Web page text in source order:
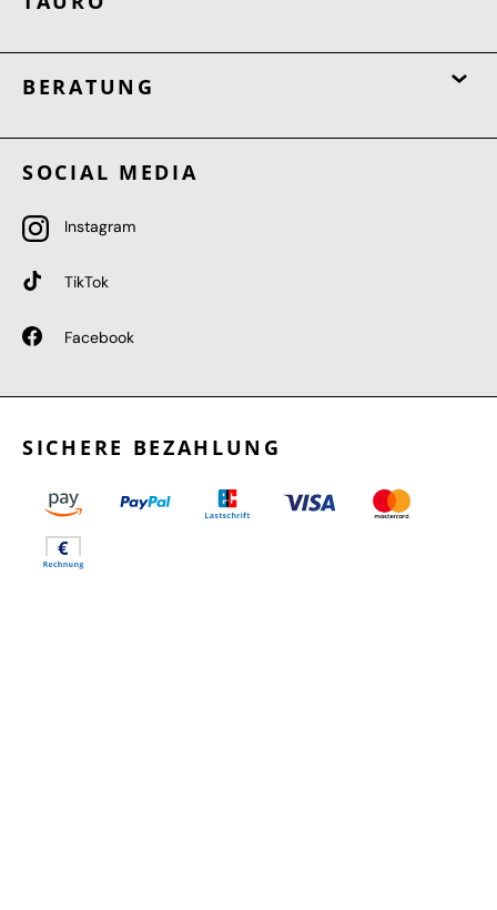
BERATUNG
SOCIAL MEDIA
Instagram
TikTok
Facebook
SICHERE BEZAHLUNG